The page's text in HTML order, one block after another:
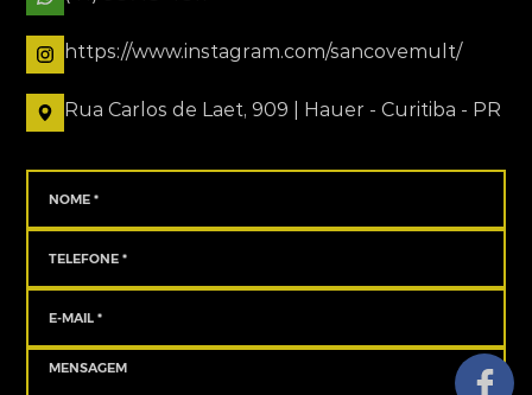
https://www.instagram.com/sancovemult/
Rua Carlos de Laet, 909 | Hauer - Curitiba - PR